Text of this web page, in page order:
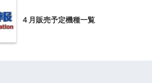
４月販売予定機種一覧